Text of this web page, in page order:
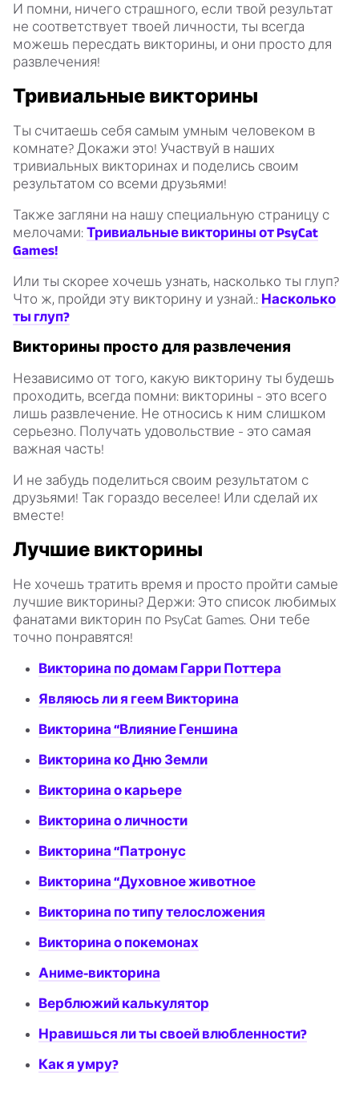
И помни, ничего страшного, если твой результат
не соответствует твоей личности, ты всегда
можешь пересдать викторины, и они просто для
развлечения!
Тривиальные викторины
Ты считаешь себя самым умным человеком в
комнате? Докажи это! Участвуй в наших
тривиальных викторинах и поделись своим
результатом со всеми друзьями!
Также загляни на нашу специальную страницу с
мелочами: Тривиальные викторины от PsyCat
Games!
Или ты скорее хочешь узнать, насколько ты глуп?
Что ж, пройди эту викторину и узнай.: Насколько
ты глуп?
Викторины просто для развлечения
Независимо от того, какую викторину ты будешь
проходить, всегда помни: викторины - это всего
лишь развлечение. Не относись к ним слишком
серьезно. Получать удовольствие - это самая
важная часть!
И не забудь поделиться своим результатом с
друзьями! Так гораздо веселее! Или сделай их
вместе!
Лучшие викторины
Не хочешь тратить время и просто пройти самые
лучшие викторины? Держи: Это список любимых
фанатами викторин по PsyCat Games. Они тебе
точно понравятся!
Викторина по домам Гарри Поттера
Являюсь ли я геем Викторина
Викторина “Влияние Геншина
Викторина ко Дню Земли
Викторина о карьере
Викторина о личности
Викторина “Патронус
Викторина “Духовное животное
Викторина по типу телосложения
Викторина о покемонах
Аниме-викторина
Верблюжий калькулятор
Нравишься ли ты своей влюбленности?
Как я умру?